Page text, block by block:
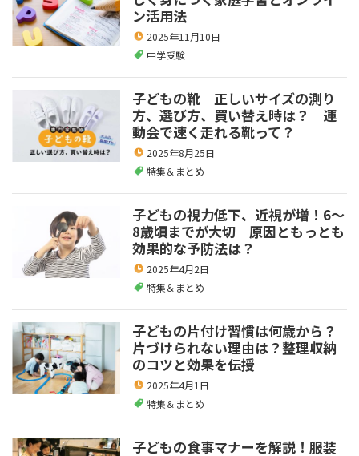
ン活用法
2025年11月10日
中学受験
子どもの靴 正しいサイズの測り
方、選び方、買い替え時は？ 運
動会で速く走れる靴って？
2025年8月25日
特集＆まとめ
子どもの視力低下、近視が増！6～
8歳頃までが大切 原因ともっとも
効果的な予防法は？
2025年4月2日
特集＆まとめ
子どもの片付け習慣は何歳から？
片づけられない理由は？整理収納
のコツと効果を伝授
2025年4月1日
特集＆まとめ
子どもの食事マナーを解説！服装